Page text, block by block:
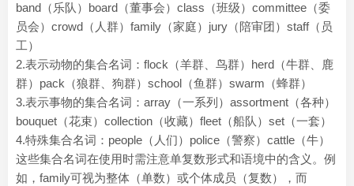
band（乐队）board（董事会）class（班级）committee（委
员会）crowd（人群）family（家庭）jury（陪审团）staff（员
工）
2.表示动物的集合名词：flock（羊群、鸟群）herd（牛群、鹿
群）pack（狼群、狗群）school（鱼群）swarm（蜂群）
3.表示事物的集合名词：array（一系列）assortment（各种）
bouquet（花束）collection（收藏）fleet（船队）set（一套）
4.特殊集合名词：people（人们）police（警察）cattle（牛）
这些集合名词在使用时需注意单复数形式和语境中的含义。例
如，family可视为整体（单数）或个体成员（复数），而